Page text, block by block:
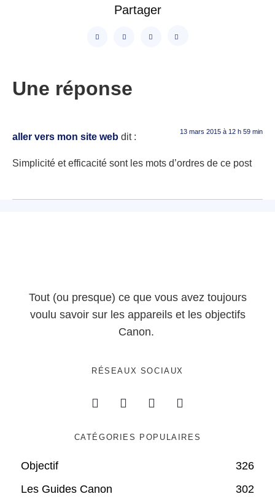
Partager
Une réponse
aller vers mon site web dit : 13 mars 2015 à 12 h 59 min
Simplicité et efficacité sont les mots d’ordres de ce post
Tout (ou presque) ce que vous avez toujours
voulu savoir sur les appareils et les objectifs
Canon.
RÉSEAUX SOCIAUX
CATÉGORIES POPULAIRES
Objectif
326
Les Guides Canon
302